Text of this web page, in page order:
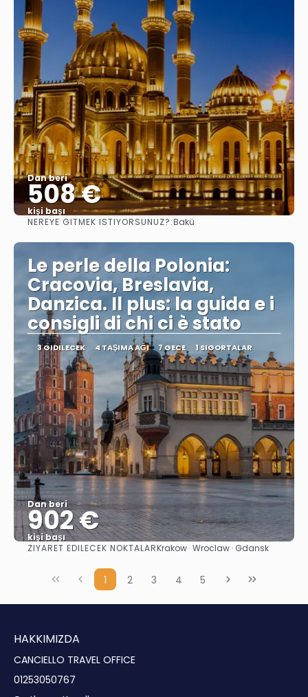
Dan beri
508 €
kişi başı
Görüntüle
NEREYE GITMEK ISTIYORSUNUZ?:Bakü
Le perle della Polonia:
Cracovia, Breslavia,
Danzica. Il plus: la guida e i
consigli di chi ci è stato
3 GIDILECEK 4 TAŞIMA AĞI 7 GECE 1 SIGORTALAR
Dan beri
902 €
kişi başı
Görüntüle
ZIYARET EDILECEK NOKTALARKrakow · Wroclaw · Gdansk
1 2 3 4 5
HAKKIMIZDA
CANCIELLO TRAVEL OFFICE
01253050767